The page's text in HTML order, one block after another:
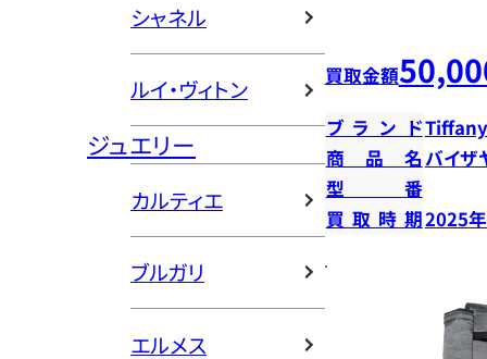
シャネル
ルイ・ヴィトン
ジュエリー
カルティエ
ブルガリ
エルメス
買取金額
ブランド
商品名バイザ
型番
買取時期2025